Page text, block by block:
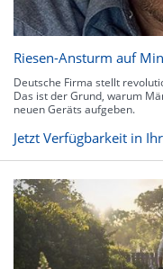
Riesen-Ansturm auf
Deutsche Firma stellt
Das ist der Grund, warum
neuen Geräts aufgeben.
Jetzt Verfügbarkeit in